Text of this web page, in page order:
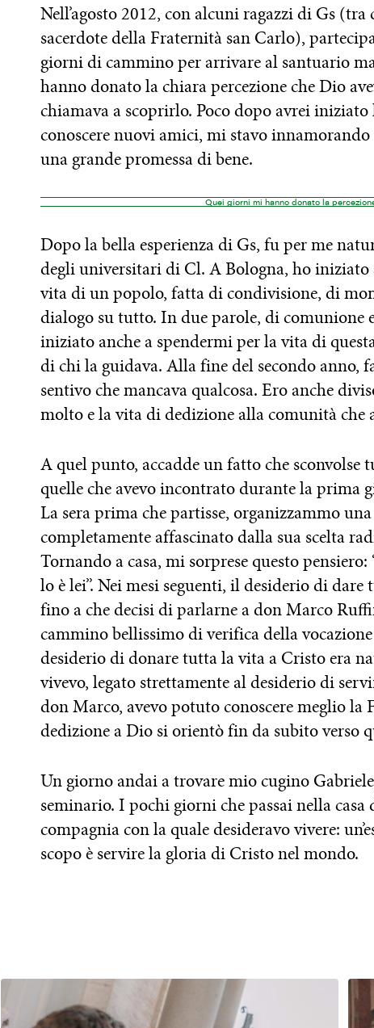
Nell’agosto 2012, con alcuni ragazzi di Gs
sacerdote della Fraternità san Carlo),
giorni di cammino per arrivare al santuario
hanno donato la chiara percezione che Dio
chiamava a scoprirlo. Poco dopo avrei
conoscere nuovi amici, mi stavo
una grande promessa di bene.
Quei giorni mi hanno donato la
Dopo la bella esperienza di Gs, fu per me
degli universitari di Cl. A Bologna, ho iniziato
vita di un popolo, fatta di condivisione, di
dialogo su tutto. In due parole, di comunione
iniziato anche a spendermi per la vita di
di chi la guidava. Alla fine del secondo anno,
sentivo che mancava qualcosa. Ero anche
molto e la vita di dedizione alla comunità che
A quel punto, accadde un fatto che
quelle che avevo incontrato durante la prima
La sera prima che partisse, organizzammo
completamente affascinato dalla sua scelta
Tornando a casa, mi sorprese questo
lo è lei”. Nei mesi seguenti, il desiderio di
fino a che decisi di parlarne a don Marco
cammino bellissimo di verifica della
desiderio di donare tutta la vita a Cristo era
vivevo, legato strettamente al desiderio di
don Marco, avevo potuto conoscere meglio
dedizione a Dio si orientò fin da subito verso
Un giorno andai a trovare mio cugino
seminario. I pochi giorni che passai nella
compagnia con la quale desideravo vivere:
scopo è servire la gloria di Cristo nel mondo.